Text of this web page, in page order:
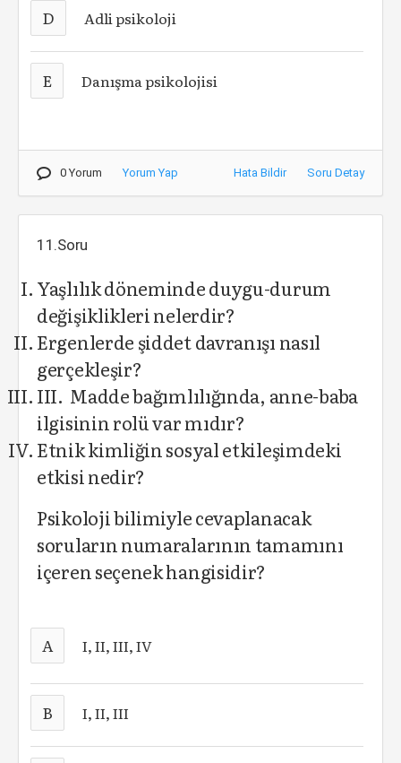
D Adli psikoloji
E Danışma psikolojisi
0 Yorum Yorum Yap Hata Bildir Soru Detay
11.Soru
Yaşlılık döneminde duygu-durum
değişiklikleri nelerdir?
Ergenlerde şiddet davranışı nasıl
gerçekleşir?
III. Madde bağımlılığında, anne-baba
ilgisinin rolü var mıdır?
Etnik kimliğin sosyal etkileşimdeki
etkisi nedir?
Psikoloji bilimiyle cevaplanacak
soruların numaralarının tamamını
içeren seçenek hangisidir?
A I, II, III, IV
B I, II, III